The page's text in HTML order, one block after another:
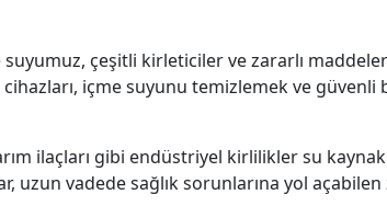
suyumuz, çeşitli kirleticiler ve zararlı
içme suyunu temizlemek ve güvenli
ilaçları gibi endüstriyel kirlilikler su
uzun vadede sağlık sorunlarına yol açabilen